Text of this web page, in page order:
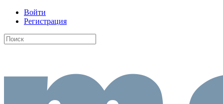
Войти
Регистрация